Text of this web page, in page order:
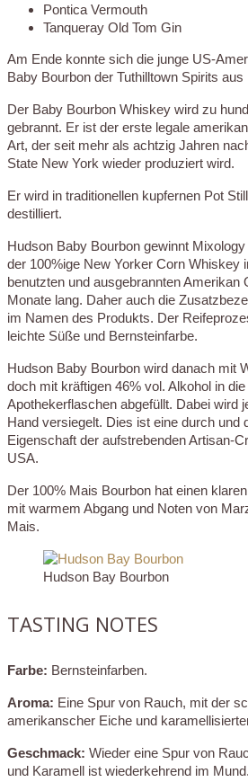
Pontica Vermouth
Tanqueray Old Tom Gin
Am Ende konnte sich die junge US-
Baby Bourbon der Tuthilltown Spirits
Der Baby Bourbon Whiskey wird zu
gebrannt. Er ist der erste legale
Art, der seit mehr als achtzig Jahren
State New York wieder produziert wird.
Er wird in traditionellen kupfernen Pot
destilliert.
Hudson Baby Bourbon gewinnt
der 100%ige New Yorker Corn Whiskey
benutzten und ausgebrannten Amerikan
Monate lang. Daher auch die
im Namen des Produkts. Der
leichte Süße und Bernsteinfarbe.
Hudson Baby Bourbon wird danach mit
doch mit kräftigen 46% vol. Alkohol in
Apothekerflaschen abgefüllt. Dabei wird
Hand versiegelt. Dies ist eine durch und
Eigenschaft der aufstrebenden Artisan-
USA.
Der 100% Mais Bourbon hat einen
mit warmem Abgang und Noten von
Mais.
Hudson Bay Bourbon
TASTING NOTES
Farbe: Bernsteinfarben.
Aroma: Eine Spur von Rauch, mit der
amerikanscher Eiche und
Geschmack: Wieder eine Spur von
und Karamell ist wiederkehrend im Mund.